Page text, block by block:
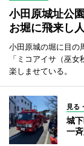
小田原城址公
お堀に飛来し
小田原城の堀に目の
「ミコアイサ（巫
楽しませている。
見る
城
一